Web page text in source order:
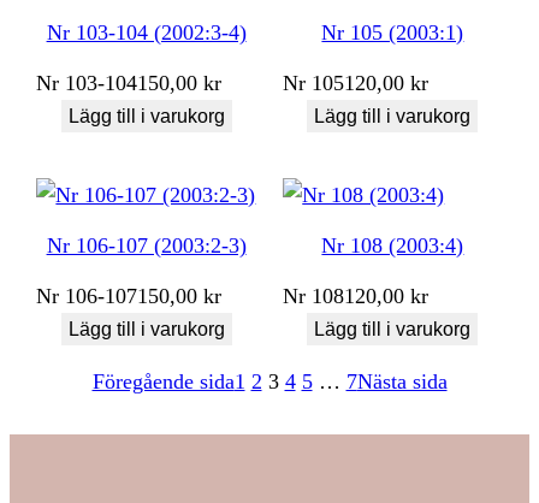
Nr 103-104 (2002:3-4)
Nr 103-104150,00kr
Lägg till i varukorg
Nr 105 (2003:1)
Nr 105120,00kr
Lägg till i varukorg
Nr 106-107 (2003:2-3)
Nr 106-107150,00kr
Lägg till i varukorg
Nr 108 (2003:4)
Nr 108120,00kr
Lägg till i varukorg
Föregående sida1 2 3 4 5 … 7Nästa sida